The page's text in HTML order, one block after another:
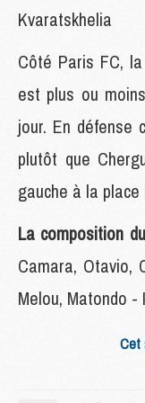
Kvaratskhelia
Côté Paris FC,
est plus ou
jour. En défense
plutôt que
gauche à la
La composition
Camara, Otavio,
Melou, Matondo -
Cet